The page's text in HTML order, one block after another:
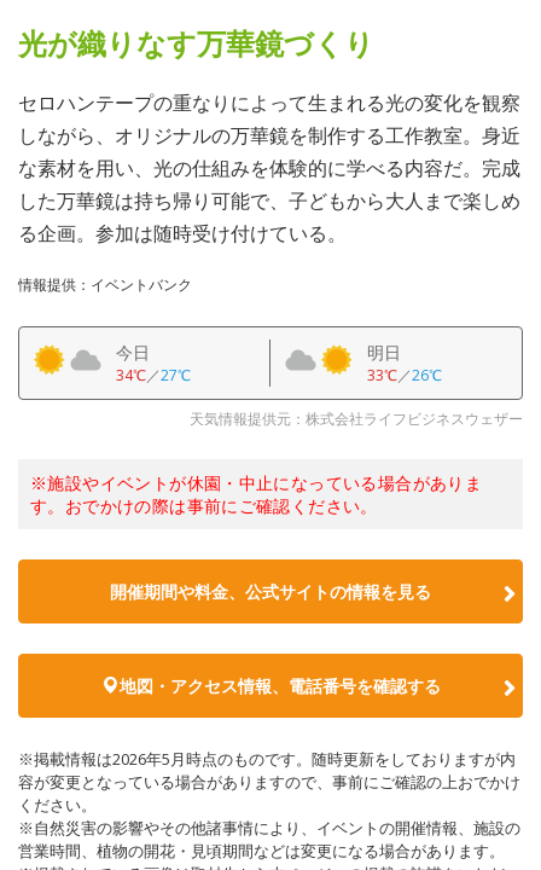
光が織りなす万華鏡づくり
セロハンテープの重なりによって生まれる光の変化を観察
しながら、オリジナルの万華鏡を制作する工作教室。身近
な素材を用い、光の仕組みを体験的に学べる内容だ。完成
した万華鏡は持ち帰り可能で、子どもから大人まで楽しめ
る企画。参加は随時受け付けている。
情報提供：イベントバンク
今日
34℃／27℃
明日
33℃／26℃
天気情報提供元：株式会社ライフビジネスウェザー
※施設やイベントが休園・中止になっている場合がありま
す。おでかけの際は事前にご確認ください。
開催期間や料金、公式サイトの情報を見る
地図・アクセス情報、電話番号を確認する
※掲載情報は2026年5月時点のものです。随時更新をしておりますが内
容が変更となっている場合がありますので、事前にご確認の上おでかけ
ください。
※自然災害の影響やその他諸事情により、イベントの開催情報、施設の
営業時間、植物の開花・見頃期間などは変更になる場合があります。